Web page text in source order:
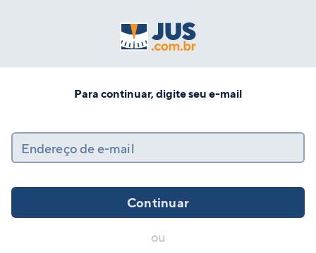
Para continuar, digite seu e-mail
Endereço de e-mail
Continuar
ou